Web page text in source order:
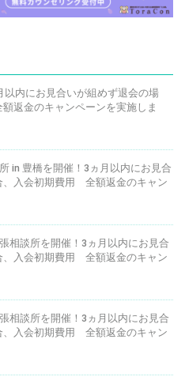
以内にお見合いが組めず退会の場
返金のキャンペーンを実施しま
in 豊橋を開催！3ヵ月以内にお見合
、入会初期費用 全額返金のキャン
相談所を開催！3ヵ月以内にお見合
、入会初期費用 全額返金のキャン
相談所を開催！3ヵ月以内にお見合
、入会初期費用 全額返金のキャン